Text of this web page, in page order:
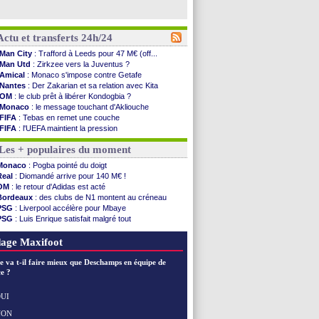
et transferts 24h/24
Man City : Trafford à Leeds pour 47 M€ (off...
Man Utd : Zirkzee vers la Juventus ?
Amical : Monaco s'impose contre Getafe
Nantes : Der Zakarian et sa relation avec Kita
OM : le club prêt à libérer Kondogbia ?
Monaco : le message touchant d'Akliouche
FIFA : Tebas en remet une couche
FIFA : l'UEFA maintient la pression
PSG: Tebas encense Luis Enrique
Real : Vinicius jusqu'en 2032 (officiel)
Lyon: Mangala va rejoindre Getafe
OM: une offre refusée pour Aguerd
Real : c'est confirmé pour Vinicius
Troyes : Junior Diaz jusqu'en 2030 (officiel)
PSG: Akliouche a signé (officiel)
OM : une offre pour Bulka
PSG : contrat signé pour Akliouche
Arsenal: Arteta veut créer une dynastie
FIFA: le gouvernement espagnol s'en mêle
PSG
OM
+ populaires du moment
: Pogba pointé du doigt
: Diomandé arrive pour 140 M€ !
: le retour d'Adidas est acté
: des clubs de N1 montent au créneau
: Liverpool accélère pour Mbaye
: Luis Enrique satisfait malgré tout
: une nouvelle offre pour Vinicius
Maxifoot
va t-il faire mieux que Deschamps en équipe de
?